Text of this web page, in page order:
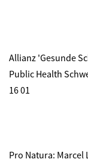
Allianz 'Gesunde
Public Health
16 01
Pro Natura: